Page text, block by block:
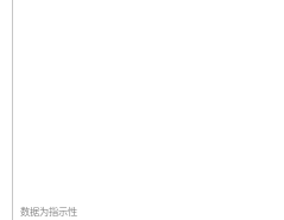
数据为指示性